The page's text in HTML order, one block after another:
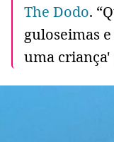
The Dodo.
guloseimas
uma criança'